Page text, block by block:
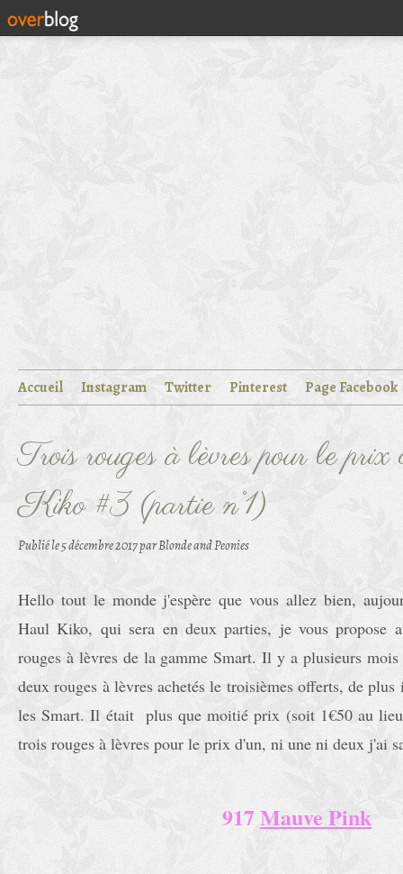
Accueil Instagram Twitter Pinterest Page Facebook
Trois rouges à lèvres pour le
Kiko #3 (partie n°1)
Publié le5 décembre 2017par Blonde and Peonies
Hello tout le monde j'espère que vous allez bien,
Haul Kiko, qui sera en deux parties, je vous propose
rouges à lèvres de la gamme Smart. Il y a plusieurs
deux rouges à lèvres achetés le troisièmes offerts, de
les Smart. Il était plus que moitié prix (soit 1€50 au
trois rouges à lèvres pour le prix d'un, ni une ni deux j'ai
917Mauve Pink